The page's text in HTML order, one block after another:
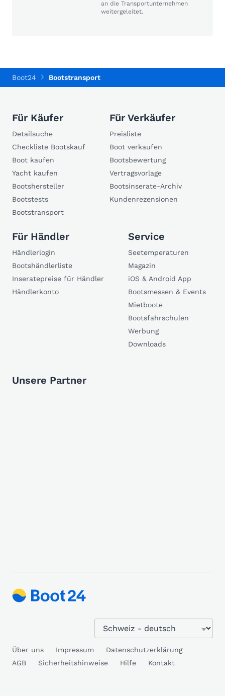
an die Transportunternehmen
weitergeleitet.
Boot24 Bootstransport
Für Käufer
Detailsuche
Checkliste Bootskauf
Boot kaufen
Yacht kaufen
Bootshersteller
Bootstests
Bootstransport
Für Verkäufer
Preisliste
Boot verkaufen
Bootsbewertung
Vertragsvorlage
Bootsinserate-Archiv
Kundenrezensionen
Für Händler
Händlerlogin
Bootshändlerliste
Inseratepreise für Händler
Händlerkonto
Service
Seetemperaturen
Magazin
iOS & Android App
Bootsmessen & Events
Mietboote
Bootsfahrschulen
Werbung
Downloads
Unsere Partner
Über uns Impressum
Datenschutzerklärung
AGB
Sicherheitshinweise Hilfe Kontakt